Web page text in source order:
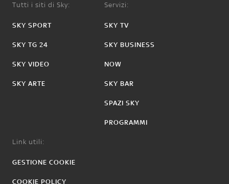
Tutti i siti di Sky:
SKY SPORT
SKY TG 24
SKY VIDEO
SKY ARTE
Servizi:
SKY TV
SKY BUSINESS
NOW
SKY BAR
SPAZI SKY
PROGRAMMI
Link utili:
GESTIONE COOKIE
COOKIE POLICY